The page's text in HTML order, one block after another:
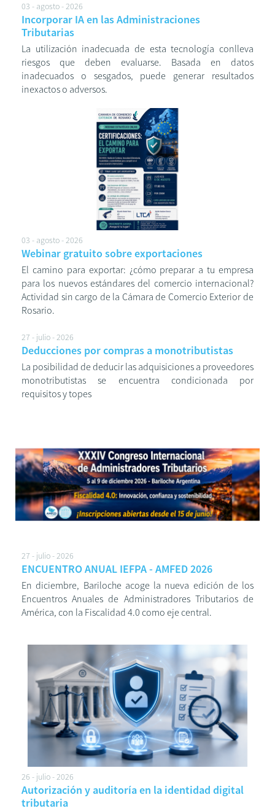
03 - agosto - 2026
Incorporar IA en las Administraciones
Tributarias
La utilización inadecuada de esta tecnología conlleva
riesgos que deben evaluarse. Basada en datos
inadecuados o sesgados, puede generar resultados
inexactos o adversos.
03 - agosto - 2026
Webinar gratuito sobre exportaciones
El camino para exportar: ¿cómo preparar a tu empresa
para los nuevos estándares del comercio internacional?
Actividad sin cargo de la Cámara de Comercio Exterior de
Rosario.
27 - julio - 2026
Deducciones por compras a monotributistas
La posibilidad de deducir las adquisiciones a proveedores
monotributistas se encuentra condicionada por
requisitos y topes
27 - julio - 2026
ENCUENTRO ANUAL IEFPA - AMFED 2026
En diciembre, Bariloche acoge la nueva edición de los
Encuentros Anuales de Administradores Tributarios de
América, con la Fiscalidad 4.0 como eje central.
26 - julio - 2026
Autorización y auditoría en la identidad digital
tributaria